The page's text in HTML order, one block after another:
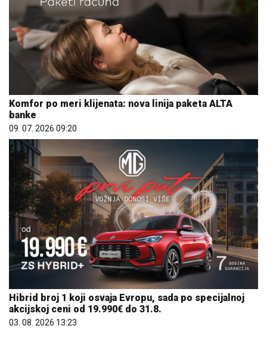
Komfor po meri klijenata: nova linija paketa ALTA
banke
09. 07. 2026 09:20
Hibrid broj 1 koji osvaja Evropu, sada po specijalnoj
akcijskoj ceni od 19.990€ do 31.8.
03. 08. 2026 13:23